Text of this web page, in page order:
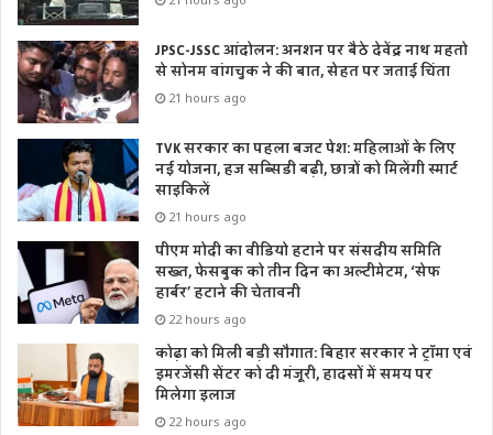
JPSC-JSSC आंदोलन: अनशन पर बैठे देवेंद्र नाथ महतो
से सोनम वांगचुक ने की बात, सेहत पर जताई चिंता
21 hours ago
TVK सरकार का पहला बजट पेश: महिलाओं के लिए
नई योजना, हज सब्सिडी बढ़ी, छात्रों को मिलेंगी स्मार्ट
साइकिलें
21 hours ago
पीएम मोदी का वीडियो हटाने पर संसदीय समिति
सख्त, फेसबुक को तीन दिन का अल्टीमेटम, ‘सेफ
हार्बर’ हटाने की चेतावनी
22 hours ago
कोढ़ा को मिली बड़ी सौगात: बिहार सरकार ने ट्रॉमा एवं
इमरजेंसी सेंटर को दी मंजूरी, हादसों में समय पर
मिलेगा इलाज
22 hours ago